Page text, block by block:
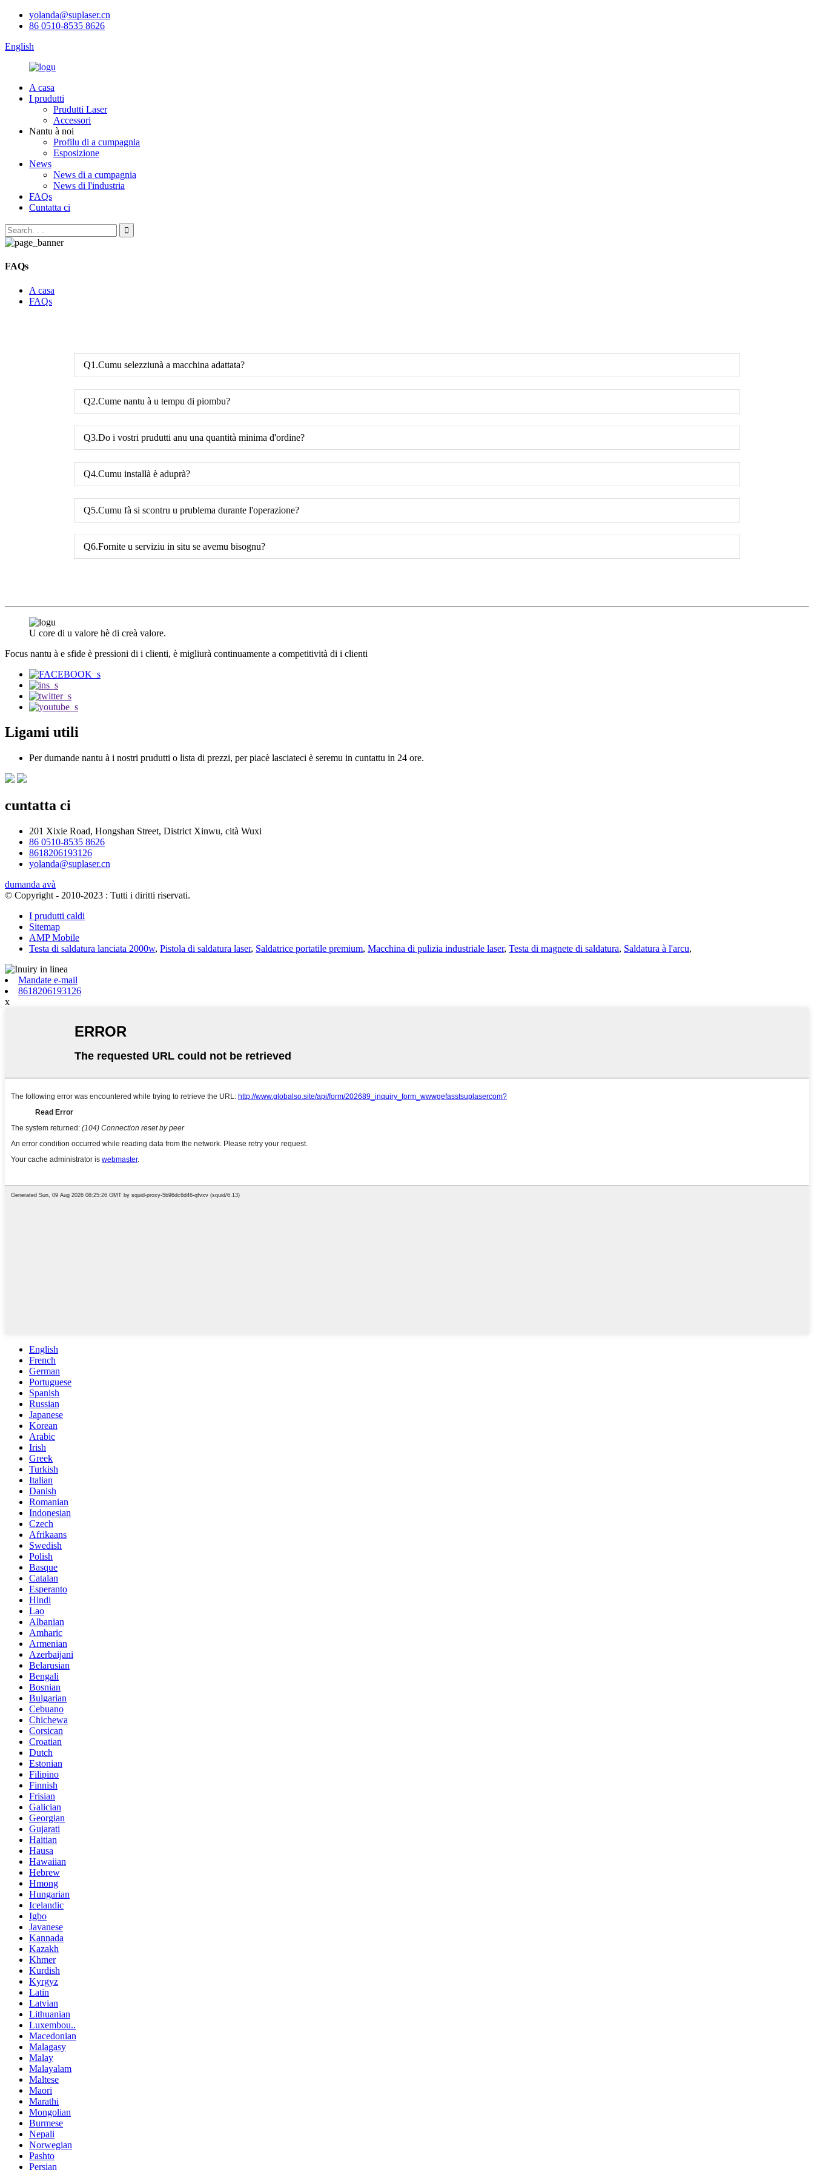
yolanda@suplaser.cn
86 0510-8535 8626
English
A casa
I prudutti
Prudutti Laser
Accessori
Nantu à noi
Profilu di a cumpagnia
Esposizione
News
News di a cumpagnia
News di l'industria
FAQs
Cuntatta ci
FAQs
A casa
FAQs
Q1.Cumu selezziunà a macchina adattata?
Q2.Cume nantu à u tempu di piombu?
Q3.Do i vostri prudutti anu una quantità minima d'ordine?
Q4.Cumu installà è aduprà?
Q5.Cumu fà si scontru u prublema durante l'operazione?
Q6.Fornite u serviziu in situ se avemu bisognu?
U core di u valore hè di creà valore.
Focus nantu à e sfide è pressioni di i clienti, è migliurà continuamente a competitività di i clienti
Ligami utili
Per dumande nantu à i nostri prudutti o lista di prezzi, per piacè lasciateci è seremu in cuntattu in 24 ore.
cuntatta ci
201 Xixie Road, Hongshan Street, District Xinwu, cità Wuxi
86 0510-8535 8626
8618206193126
yolanda@suplaser.cn
dumanda avà
© Copyright - 2010-2023 : Tutti i diritti riservati.
I prudutti caldi
Sitemap
AMP Mobile
Testa di saldatura lanciata 2000w, Pistola di saldatura laser, Saldatrice portatile premium, Macchina di pulizia industriale laser, Testa di magnete di saldatura, Saldatura à l'arcu,
Mandate e-mail
8618206193126
x
English
French
German
Portuguese
Spanish
Russian
Japanese
Korean
Arabic
Irish
Greek
Turkish
Italian
Danish
Romanian
Indonesian
Czech
Afrikaans
Swedish
Polish
Basque
Catalan
Esperanto
Hindi
Lao
Albanian
Amharic
Armenian
Azerbaijani
Belarusian
Bengali
Bosnian
Bulgarian
Cebuano
Chichewa
Corsican
Croatian
Dutch
Estonian
Filipino
Finnish
Frisian
Galician
Georgian
Gujarati
Haitian
Hausa
Hawaiian
Hebrew
Hmong
Hungarian
Icelandic
Igbo
Javanese
Kannada
Kazakh
Khmer
Kurdish
Kyrgyz
Latin
Latvian
Lithuanian
Luxembou..
Macedonian
Malagasy
Malay
Malayalam
Maltese
Maori
Marathi
Mongolian
Burmese
Nepali
Norwegian
Pashto
Persian